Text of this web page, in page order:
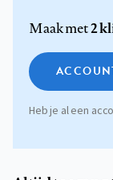
Maak met2
Heb je al een